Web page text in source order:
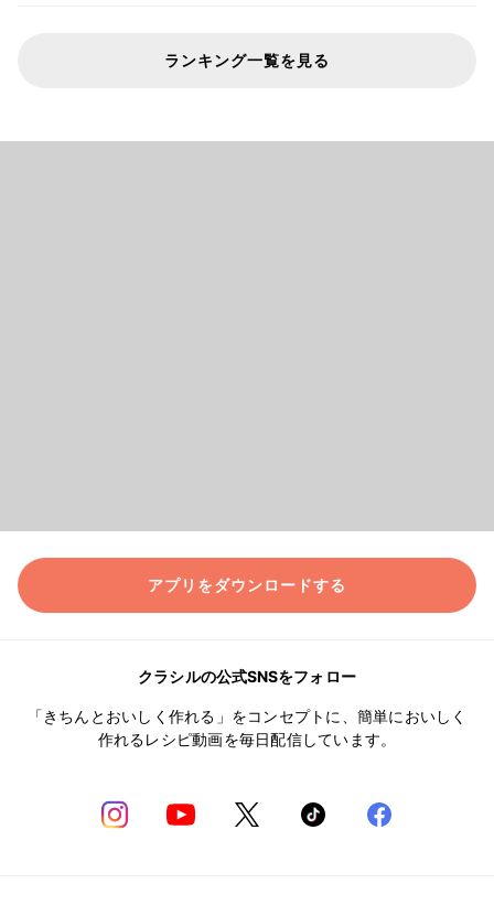
ランキング一覧を見る
アプリをダウンロードする
クラシルの公式SNSをフォロー
「きちんとおいしく作れる」をコンセプトに、簡単においしく
作れるレシピ動画を毎日配信しています。